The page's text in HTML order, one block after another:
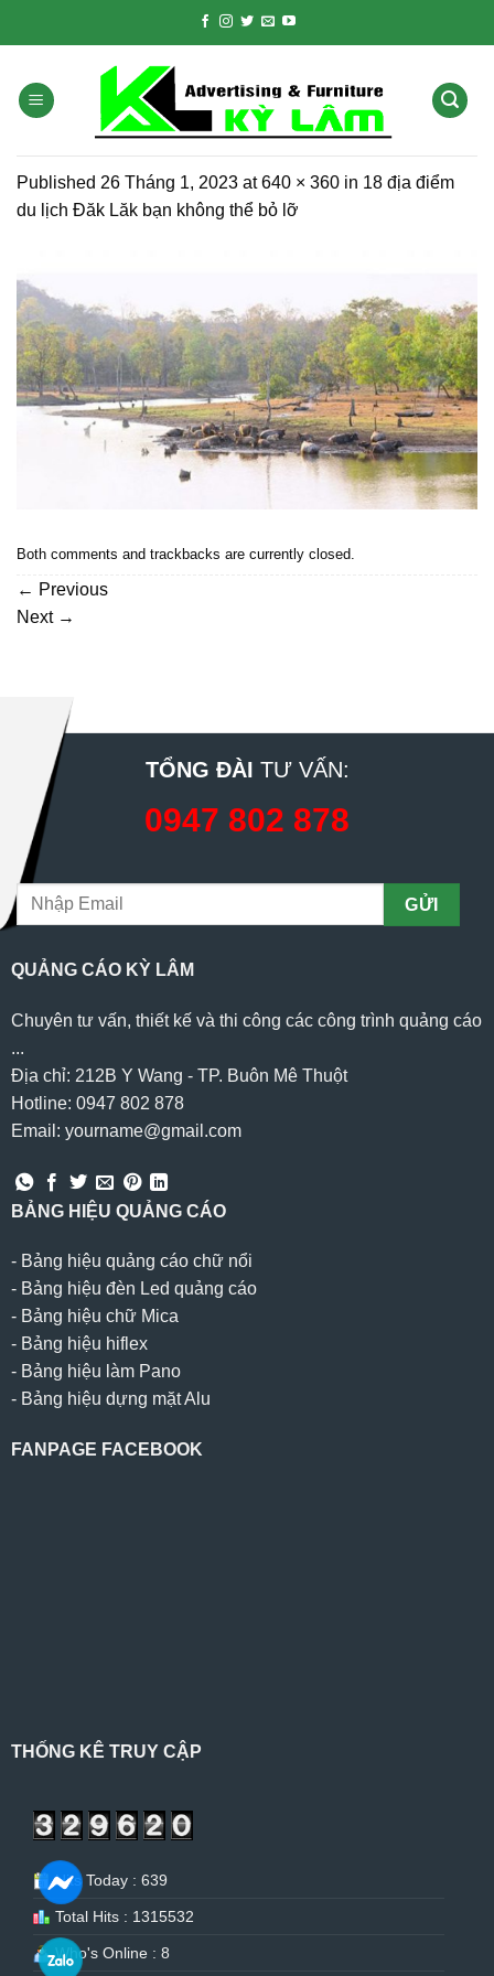
Published 26 Tháng 1, 2023 at640 × 360 in 18 địa điểm
du lịch Đăk Lăk bạn không thể bỏ lỡ
Both comments and trackbacks are currently closed.
← Previous
Next →
TỔNG ĐÀI TƯ VẤN:
0947 802 878
QUẢNG CÁO KỲ LÂM
Chuyên tư vấn, thiết kế và thi công các công trình quảng cáo
...
Địa chỉ: 212B Y Wang - TP. Buôn Mê Thuột
Hotline: 0947 802 878
Email: yourname@gmail.com
BẢNG HIỆU QUẢNG CÁO
- Bảng hiệu quảng cáo chữ nổi
- Bảng hiệu đèn Led quảng cáo
- Bảng hiệu chữ Mica
- Bảng hiệu hiflex
- Bảng hiệu làm Pano
- Bảng hiệu dựng mặt Alu
FANPAGE FACEBOOK
THỐNG KÊ TRUY CẬP
Hits Today : 639
Total Hits : 1315532
Who's Online : 8